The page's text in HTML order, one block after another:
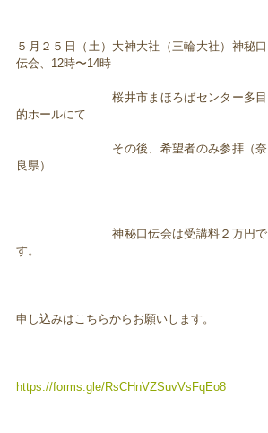
５月２５日（土）大神大社（三輪大社）神秘口
伝会、12時〜14時
桜井市まほろばセンター多目
的ホールにて
その後、希望者のみ参拝（奈
良県）
神秘口伝会は受講料２万円で
す。
申し込みはこちらからお願いします。
https://forms.gle/RsCHnVZSuvVsFqEo8